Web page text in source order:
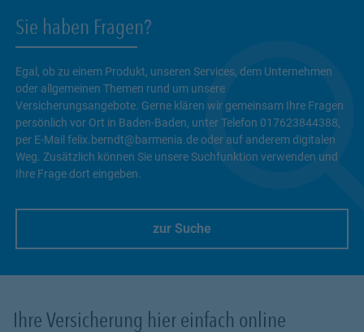
Sie haben Fragen?
Egal, ob zu einem Produkt, unseren Services, dem Unternehmen
oder allgemeinen Themen rund um unsere
Versicherungsangebote. Gerne klären wir gemeinsam Ihre Fragen
persönlich vor Ort in Baden-Baden, unter Telefon 017623844388,
per E-Mail felix.berndt@barmenia.de oder auf anderem digitalen
Weg. Zusätzlich können Sie unsere Suchfunktion verwenden und
Ihre Frage dort eingeben.
zur Suche
Ihre Versicherung hier einfach online